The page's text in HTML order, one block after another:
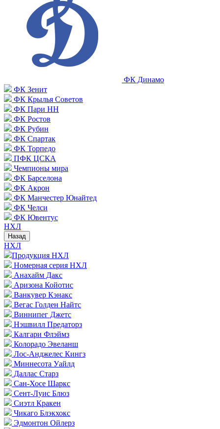
ФК Динамо
ФК Зенит
ФК Крылья Советов
ФК Пари НН
ФК Ростов
ФК Рубин
ФК Спартак
ФК Торпедо
ПФК ЦСКА
Чемпионы мира
ФК Барселона
ФК Акрон
ФК Манчестер Юнайтед
ФК Челси
ФК Ювентус
НХЛ
Назад
НХЛ
Продукция НХЛ
Номерная серия НХЛ
Анахайм Дакс
Аризона Койотис
Ванкувер Кэнакс
Вегас Голден Найтс
Виннипег Джетс
Нэшвилл Предаторз
Калгари Флэймз
Колорадо Эвеланш
Лос-Анджелес Кингз
Миннесота Уайлд
Даллас Старз
Сан-Хосе Шаркс
Сент-Луис Блюз
Сиэтл Кракен
Чикаго Блэкхокс
Эдмонтон Ойлерз